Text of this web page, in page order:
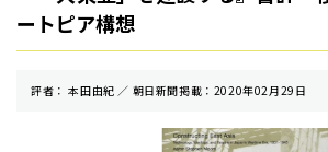
ートピア構想
評者： 本田由紀 ／ 朝⽇新聞掲載：2020年02月29日